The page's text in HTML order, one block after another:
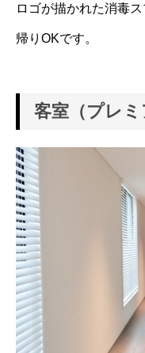
ロゴが描かれた消毒
帰りOKです。
客室（プレミ